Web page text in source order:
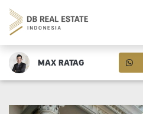
MAX RATAG